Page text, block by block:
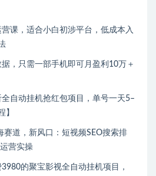
营课，适合小白初涉平台，低成本入
据，只需一部手机即可月盈利10万＋
全自动挂机抢红包项目，单号一天5–
】
赛道，新风口：短视频SEO搜索排
营实操
3980的聚宝影视全自动挂机项目，